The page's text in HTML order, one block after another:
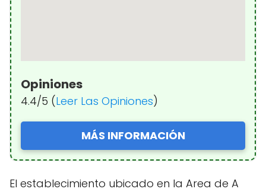
Opiniones
4.4/5 (Leer Las Opiniones)
MÁS INFORMACIÓN
El establecimiento ubicado en la Area de A